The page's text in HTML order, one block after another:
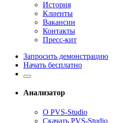
История
Клиенты
Вакансии
Контакты
Пресс-кит
Запросить демонстрацию
Начать бесплатно
Анализатор
О PVS-Studio
Скачать PVS-Studio